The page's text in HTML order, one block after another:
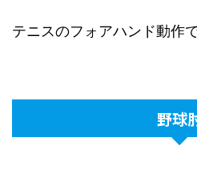
テニスのフォアハンド動作
野球